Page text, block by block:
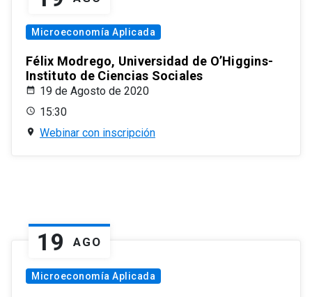
Microeconomía Aplicada
Félix Modrego, Universidad de O’Higgins-
Instituto de Ciencias Sociales
19 de Agosto de 2020
15:30
Webinar con inscripción
19 AGO
Microeconomía Aplicada